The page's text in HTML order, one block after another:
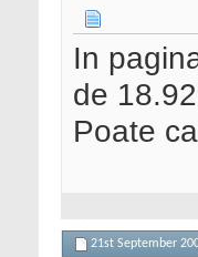
In
de
Poate
21st September